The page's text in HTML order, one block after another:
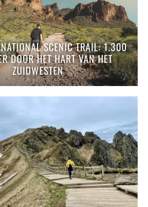
SCENIC TRAIL: 1.300
DOOR HET HART VAN HET
ZUIDWESTEN